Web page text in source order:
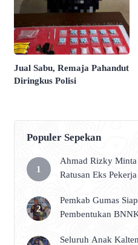
Jual Sabu, Remaja Pahandut
Diringkus Polisi
Populer Sepekan
Ahmad Rizky Minta
Ratusan Eks Pekerja
Pemkab Gumas
Pembentukan
Seluruh Anak